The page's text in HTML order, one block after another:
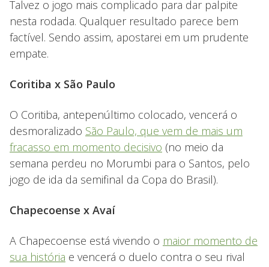
Talvez o jogo mais complicado para dar palpite
nesta rodada. Qualquer resultado parece bem
factível. Sendo assim, apostarei em um prudente
empate.
Coritiba x São Paulo
O Coritiba, antepenúltimo colocado, vencerá o
desmoralizado São Paulo, que vem de mais um
fracasso em momento decisivo (no meio da
semana perdeu no Morumbi para o Santos, pelo
jogo de ida da semifinal da Copa do Brasil).
Chapecoense x Avaí
A Chapecoense está vivendo o maior momento de
sua história e vencerá o duelo contra o seu rival